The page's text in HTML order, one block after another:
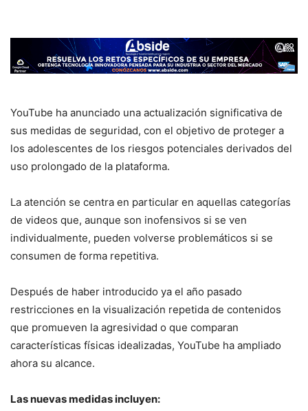
YouTube ha anunciado una actualización significativa de
sus medidas de seguridad, con el objetivo de proteger a
los adolescentes de los riesgos potenciales derivados del
uso prolongado de la plataforma.
La atención se centra en particular en aquellas categorías
de videos que, aunque son inofensivos si se ven
individualmente, pueden volverse problemáticos si se
consumen de forma repetitiva.
Después de haber introducido ya el año pasado
restricciones en la visualización repetida de contenidos
que promueven la agresividad o que comparan
características físicas idealizadas, YouTube ha ampliado
ahora su alcance.
Las nuevas medidas incluyen: